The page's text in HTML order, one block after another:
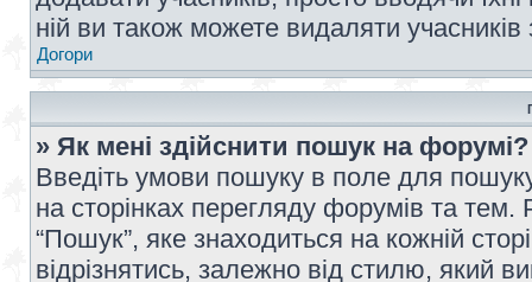
ній ви також можете видаляти учасників
Догори
» Як мені здійснити пошук на форумі?
Введіть умови пошуку в поле для
на сторінках перегляду форумів та
“Пошук”, яке знаходиться на кожній
відрізнятись, залежно від стилю, який